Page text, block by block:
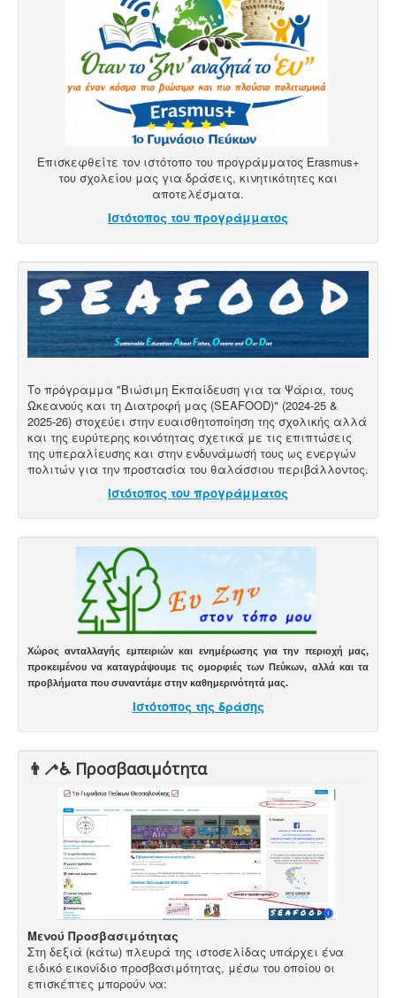
Επισκεφθείτε τον ιστότοπο του προγράμματος Erasmus+
του σχολείου μας για δράσεις, κινητικότητες και
αποτελέσματα.
Ιστότοπος του προγράμματος
Το πρόγραμμα "Βιώσιμη Εκπαίδευση για τα Ψάρια, τους
Ωκεανούς και τη Διατροφή μας (SEAFOOD)" (2024-25 &
2025-26) στοχεύει στην ευαισθητοποίηση της σχολικής αλλά
και της ευρύτερης κοινότητας σχετικά με τις επιπτώσεις
της υπεραλίευσης και στην ενδυνάμωσή τους ως ενεργών
πολιτών για την προστασία του θαλάσσιου περιβάλλοντος.
Ιστότοπος του προγράμματος
Χώρος ανταλλαγής εμπειριών και ενημέρωσης για την περιοχή μας,
προκειμένου να καταγράψουμε τις ομορφιές των Πεύκων, αλλά και τα
προβλήματα που συναντάμε στην καθημερινότητά μας.
Ιστότοπος της δράσης
👨‍🦯♿️ Προσβασιμότητα
Μενού Προσβασιμότητας
Στη δεξιά (κάτω) πλευρά της ιστοσελίδας υπάρχει ένα
ειδικό εικονίδιο προσβασιμότητας, μέσω του οποίου οι
επισκέπτες μπορούν να: